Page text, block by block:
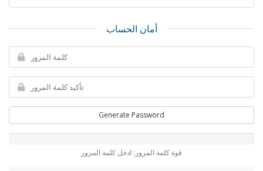
أمان الحساب
Generate Password
قوة كلمة المرور: ادخل كلمة المرور